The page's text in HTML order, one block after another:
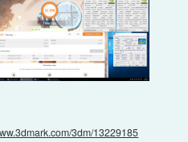
3dm/13229185